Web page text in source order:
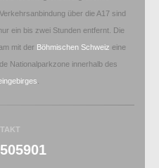
über die A17 sind
ein bis zwei Stunden entfernt. Die
mit der Böhmischen Schweiz eine
Nationalparkzone innerhalb des